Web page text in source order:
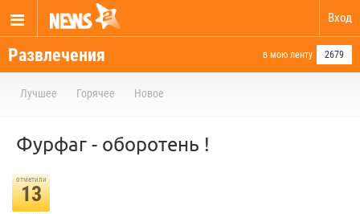
Вход
Развлечения в мою ленту 2679
Лучшее Горячее Новое
Фурфаг - оборотень !
отметили
13